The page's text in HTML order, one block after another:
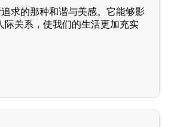
求的那种和谐与美感。它能够影
际关系，使我们的生活更加充实